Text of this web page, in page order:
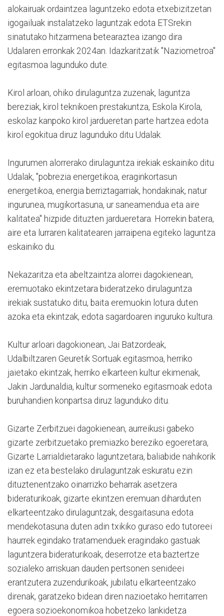
alokairuak ordaintzea laguntzeko edota etxebizitzetan
igogailuak instalatzeko laguntzak edota ETSrekin
sinatutako hitzarmena betearaztea izango dira
Udalaren erronkak 2024an. Idazkaritzatik "Naziometroa"
egitasmoa lagunduko dute.
Kirol arloan, ohiko dirulaguntza zuzenak, laguntza
bereziak, kirol teknikoen prestakuntza, Eskola Kirola,
eskolaz kanpoko kirol jardueretan parte hartzea edota
kirol egokitua diruz lagunduko ditu Udalak.
Ingurumen alorrerako dirulaguntza irekiak eskainiko ditu
Udalak, "pobrezia energetikoa, eraginkortasun
energetikoa, energia berriztagarriak, hondakinak, natur
ingurunea, mugikortasuna, ur saneamendua eta aire
kalitatea" hizpide dituzten jardueretara. Horrekin batera,
aire eta lurraren kalitatearen jarraipena egiteko laguntza
eskainiko du.
Nekazaritza eta abeltzaintza alorrei dagokienean,
eremuotako ekintzetara bideratzeko dirulaguntza
irekiak sustatuko ditu, baita eremuokin lotura duten
azoka eta ekintzak, edota sagardoaren inguruko kultura.
Kultur arloari dagokionean, Jai Batzordeak,
Udalbiltzaren Geuretik Sortuak egitasmoa, herriko
jaietako ekintzak, herriko elkarteen kultur ekimenak,
Jakin Jardunaldia, kultur sormeneko egitasmoak edota
buruhandien konpartsa diruz lagunduko ditu.
Gizarte Zerbitzuei dagokienean, aurreikusi gabeko
gizarte zerbitzuetako premiazko bereziko egoeretara,
Gizarte Larrialdietarako laguntzetara, baliabide nahikorik
izan ez eta bestelako dirulaguntzak eskuratu ezin
dituztenentzako oinarrizko beharrak asetzera
bideraturikoak, gizarte ekintzen eremuan diharduten
elkarteentzako dirulaguntzak, desgaitasuna edota
mendekotasuna duten adin txikiko guraso edo tutoreei
haurrek egindako tratamenduek eragindako gastuak
laguntzera bideraturikoak, deserrotze eta baztertze
sozialeko arriskuan dauden pertsonen senideei
erantzutera zuzendurikoak, jubilatu elkarteentzako
direnak, garatzeko bidean diren nazioetako herritarren
egoera sozioekonomikoa hobetzeko lankidetza